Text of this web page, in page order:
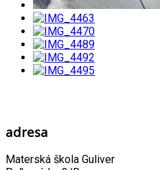
adresa
Materská škola Guliver